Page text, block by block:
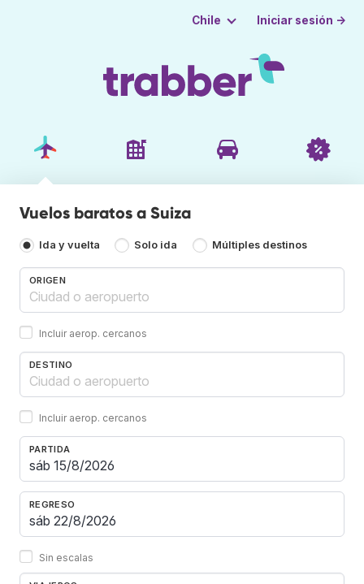
Chile Iniciar sesión →
Vuelos baratos a Suiza
Ida y vuelta Solo ida Múltiples destinos
ORIGEN
Incluir aerop. cercanos
DESTINO
Incluir aerop. cercanos
PARTIDA
REGRESO
Sin escalas